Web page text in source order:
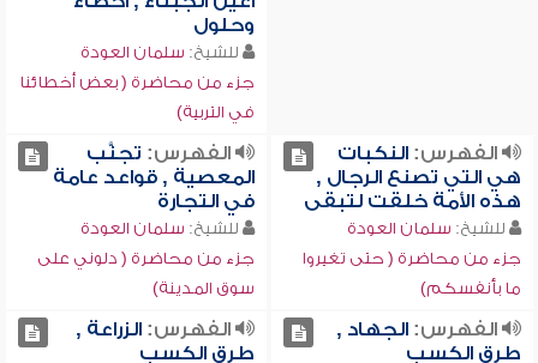
وحلول
للشيخ: سلمان العودة
جزء من محاضرة ( بعض أخطائنا
في التربية)
الفهرس:النكبات
هي التي تصنع الرجال ,
هذه الأمة خلقت لتبقى
للشيخ: سلمان العودة
جزء من محاضرة ( حتى تغيروا
ما بأنفسكم)
الفهرس: تجنَّب
المعصية , قواعد عامة
في التجارة
للشيخ: سلمان العودة
جزء من محاضرة ( دلوني على
سوق المدينة)
الفهرس:الجهاد ,
طرق الكسب
الفهرس:الزراعة ,
طرق الكسب